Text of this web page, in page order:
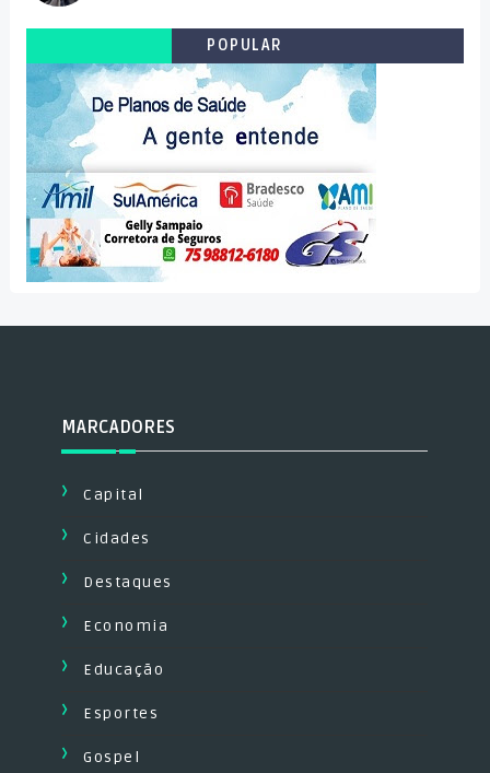
POPULAR
MARCADORES
Capital
Cidades
Destaques
Economia
Educação
Esportes
Gospel